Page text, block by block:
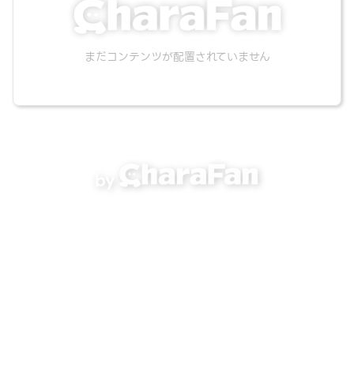
まだコンテンツが配置されていません